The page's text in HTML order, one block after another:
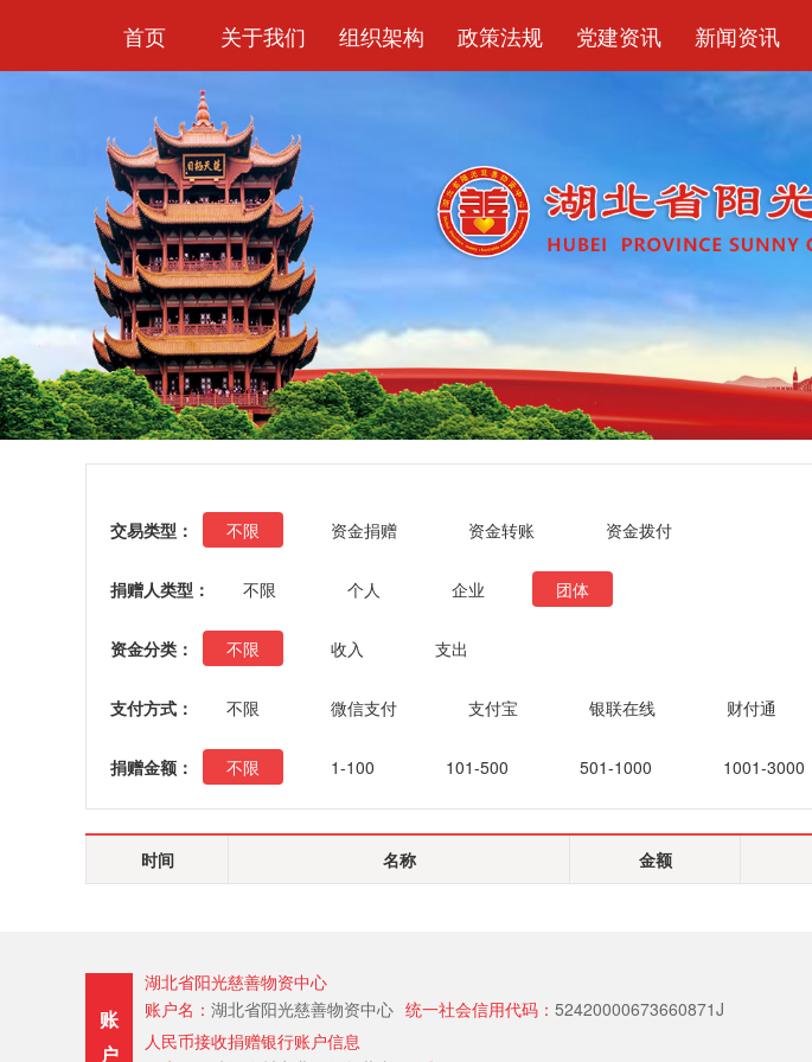
首页 关于我们 组织架构 政策法规 党建资讯 新闻资讯
交易类型： 不限 资金捐赠 资金转账 资金拨付
捐赠人类型： 不限 个人 企业 团体
资金分类： 不限 收入 支出
支付方式： 不限 微信支付 支付宝 银联在线 财付通
捐赠金额： 不限 1-100 101-500 501-1000 1001-3000
时间 名称 金额
账
户
湖北省阳光慈善物资中心
账户名： 湖北省阳光慈善物资中心 统一社会信用代码： 52420000673660871J
人民币接收捐赠银行账户信息